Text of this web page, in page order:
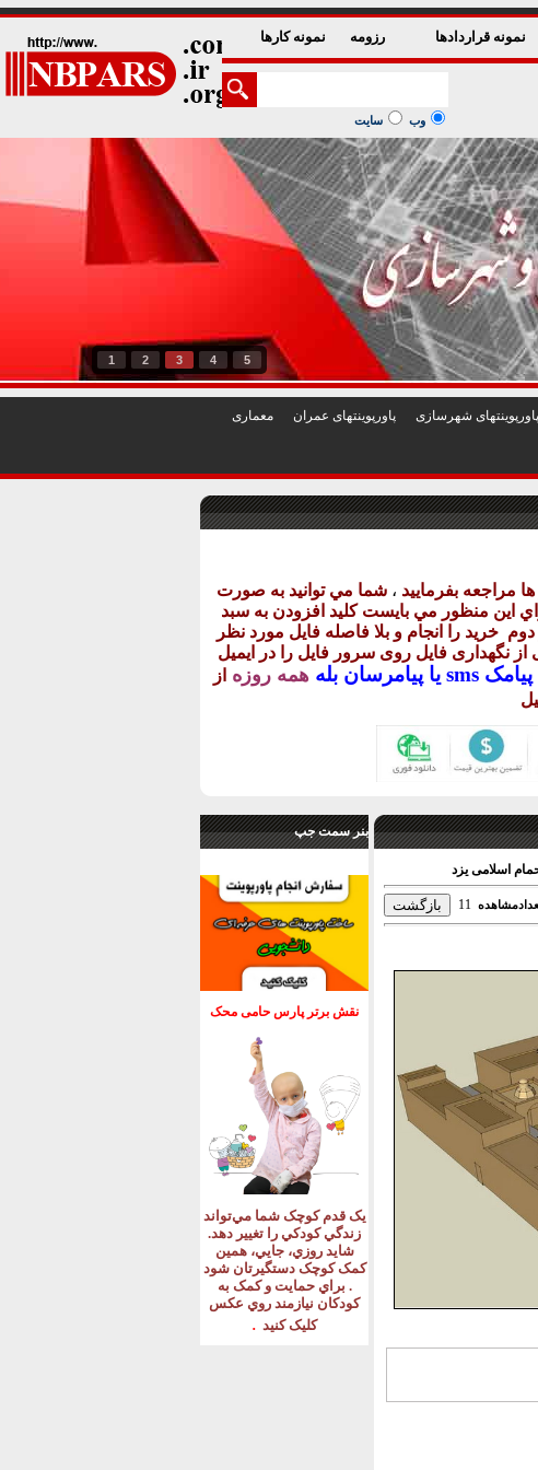
نمونه قراردادها رزومه نمونه کارها
وب سایت
1 2 3 4 5
پاورپوينتهای شهرسازی پاورپوينتهای عمران معماری
مراجعه بفرماييد ، شما مي توانيد به صورت
اين منظور مي بايست کليد افزودن به سبد
دوم خريد را انجام و بلا فاصله فايل مورد نظر
از نگهداری فايل روی سرور فايل را در ايميل
پيامک sms يا پيامرسان بله همه روزه از
بنر سمت جپ
نقش برتر پارس حامی محک
يک قدم کوچک شما مي‌تواند
زندگي کودکي را تغيير دهد.
شايد روزي، جايي، همين
کمک کوچک دستگيرتان شود
. براي حمايت و کمک به
کودکان نيازمند روي عکس
کليک کنيد .
11